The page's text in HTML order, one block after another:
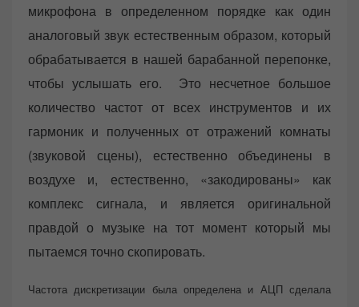
микрофона в определенном порядке как один
аналоговый звук естественным образом, который
обрабатывается в нашей барабанной перепонке,
чтобы услышать его. Это несчетное большое
количество частот от всех инструментов и их
гармоник и полученных от отражений комнаты
(звуковой сцены), естественно объединены в
воздухе и, естественно, «закодированы» как
комплекс сигнала, и является оригинальной
правдой о музыке на тот момент который мы
пытаемся точно скопировать.
Частота дискретизации была определена и АЦП сделала